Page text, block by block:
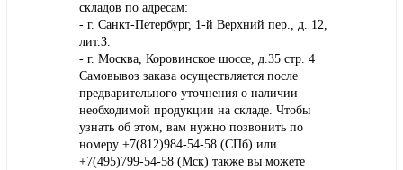
складов по адресам:
- г. Санкт-Петербург, 1-й Верхний пер., д. 12,
лит.З.
- г. Москва, Коровинское шоссе, д.35 стр. 4
Самовывоз заказа осуществляется после
предварительного уточнения о наличии
необходимой продукции на складе. Чтобы
узнать об этом, вам нужно позвонить по
номеру +7(812)984-54-58 (СПб) или
+7(495)799-54-58 (Мск) также вы можете